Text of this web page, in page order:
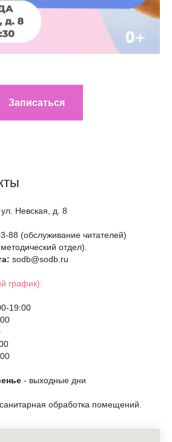
Записаться
Невская, д. 8
88 (обслуживание читателей)
отдел).
sodb@sodb.ru
график):
19:00
- выходные дни
обработка помещений.